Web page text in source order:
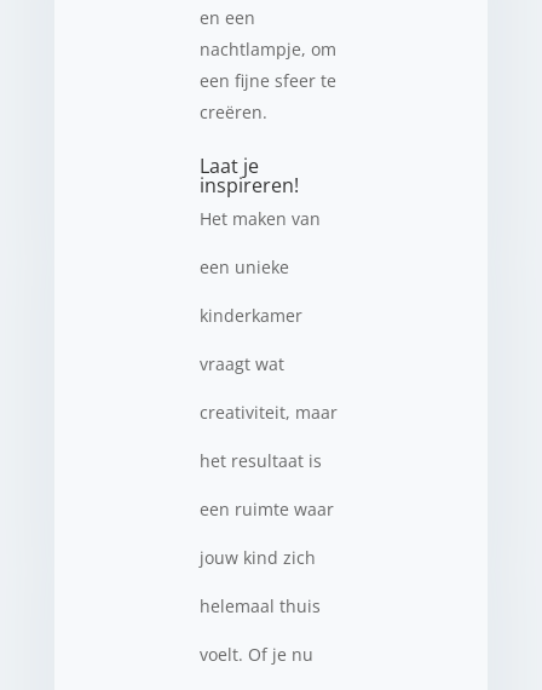
en een
nachtlampje, om
een fijne sfeer te
creëren.
Laat je
inspireren!
Het maken van
een unieke
kinderkamer
vraagt wat
creativiteit, maar
het resultaat is
een ruimte waar
jouw kind zich
helemaal thuis
voelt. Of je nu